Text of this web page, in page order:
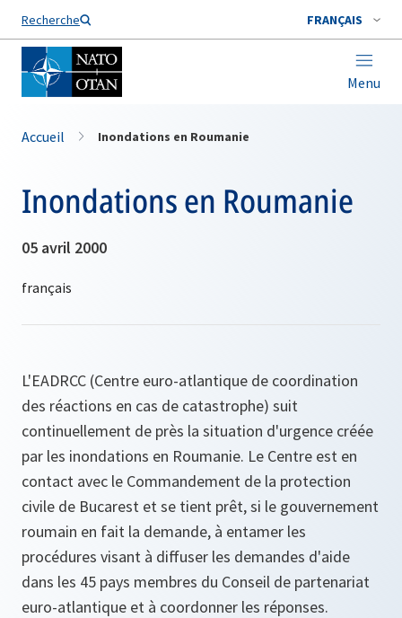
Recherche FRANÇAIS
Menu
Nom de famille*
Accueil Inondations en Roumanie
Inondations en Roumanie
05 avril 2000
L'EADRCC (Centre euro-atlantique de coordination
des réactions en cas de catastrophe) suit
continuellement de près la situation d'urgence créée
par les inondations en Roumanie. Le Centre est en
contact avec le Commandement de la protection
civile de Bucarest et se tient prêt, si le gouvernement
roumain en fait la demande, à entamer les
procédures visant à diffuser les demandes d'aide
dans les 45 pays membres du Conseil de partenariat
euro-atlantique et à coordonner les réponses.